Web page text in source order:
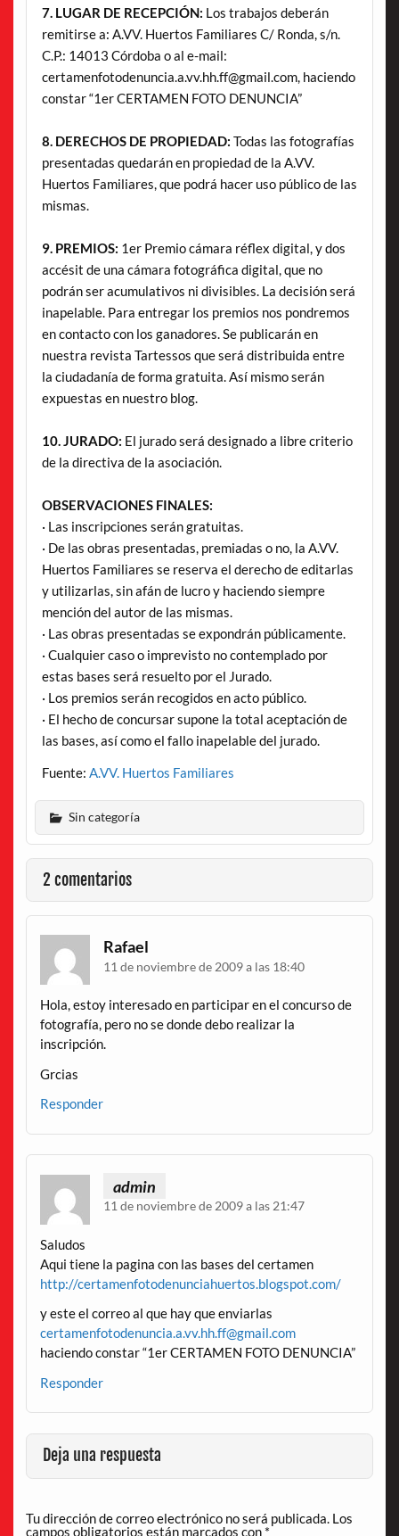
7. LUGAR DE RECEPCIÓN: Los trabajos deberán
remitirse a: A.VV. Huertos Familiares C/ Ronda, s/n.
C.P.: 14013 Córdoba o al e-mail:
certamenfotodenuncia.a.vv.hh.ff@gmail.com, haciendo
constar “1er CERTAMEN FOTO DENUNCIA”
8. DERECHOS DE PROPIEDAD: Todas las fotografías
presentadas quedarán en propiedad de la A.VV.
Huertos Familiares, que podrá hacer uso público de las
mismas.
9. PREMIOS: 1er Premio cámara réflex digital, y dos
accésit de una cámara fotográfica digital, que no
podrán ser acumulativos ni divisibles. La decisión será
inapelable. Para entregar los premios nos pondremos
en contacto con los ganadores. Se publicarán en
nuestra revista Tartessos que será distribuida entre
la ciudadanía de forma gratuita. Así mismo serán
expuestas en nuestro blog.
10. JURADO: El jurado será designado a libre criterio
de la directiva de la asociación.
OBSERVACIONES FINALES:
· Las inscripciones serán gratuitas.
· De las obras presentadas, premiadas o no, la A.VV.
Huertos Familiares se reserva el derecho de editarlas
y utilizarlas, sin afán de lucro y haciendo siempre
mención del autor de las mismas.
· Las obras presentadas se expondrán públicamente.
· Cualquier caso o imprevisto no contemplado por
estas bases será resuelto por el Jurado.
· Los premios serán recogidos en acto público.
· El hecho de concursar supone la total aceptación de
las bases, así como el fallo inapelable del jurado.
Fuente: A.VV. Huertos Familiares
Sin categoría
2 comentarios
Rafael
11 de noviembre de 2009 a las 18:40
Hola, estoy interesado en participar en el concurso de
fotografía, pero no se donde debo realizar la
inscripción.
Grcias
Responder
admin
11 de noviembre de 2009 a las 21:47
Saludos
Aqui tiene la pagina con las bases del certamen
http://certamenfotodenunciahuertos.blogspot.com/
y este el correo al que hay que enviarlas
certamenfotodenuncia.a.vv.hh.ff@gmail.com
haciendo constar “1er CERTAMEN FOTO DENUNCIA”
Responder
Deja una respuesta
Tu dirección de correo electrónico no será publicada. Los
campos obligatorios están marcados con *